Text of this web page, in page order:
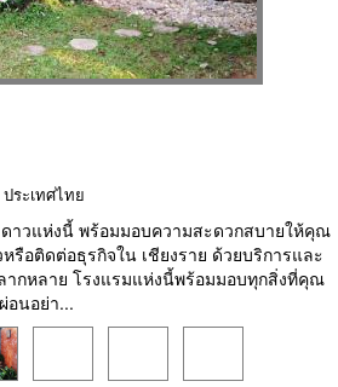
ประเทศไทย
ดาวแห่งนี้ พร้อมมอบความสะดวกสบายให้คุณ
รือติดต่อธุรกิจใน เชียงราย ด้วยบริการและ
ากหลาย โรงแรมแห่งนี้พร้อมมอบทุกสิ่งที่คุณ
อนอย่า...